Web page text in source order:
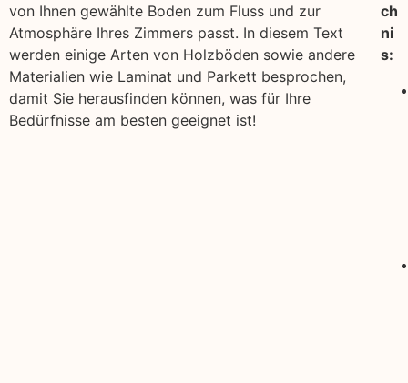
von Ihnen gewählte Boden zum Fluss und zur
Atmosphäre Ihres Zimmers passt. In diesem Text
werden einige Arten von Holzböden sowie andere
Materialien wie Laminat und Parkett besprochen,
damit Sie herausfinden können, was für Ihre
Bedürfnisse am besten geeignet ist!
ch
ni
s: